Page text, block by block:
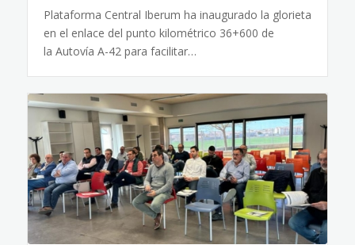
Plataforma Central Iberum ha inaugurado la glorieta
en el enlace del punto kilométrico 36+600 de
la Autovía A-42 para facilitar…